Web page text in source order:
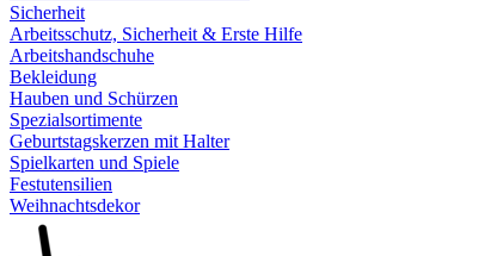
Sicherheit
Arbeitsschutz, Sicherheit & Erste Hilfe
Arbeitshandschuhe
Bekleidung
Hauben und Schürzen
Spezialsortimente
Geburtstagskerzen mit Halter
Spielkarten und Spiele
Festutensilien
Weihnachtsdekor